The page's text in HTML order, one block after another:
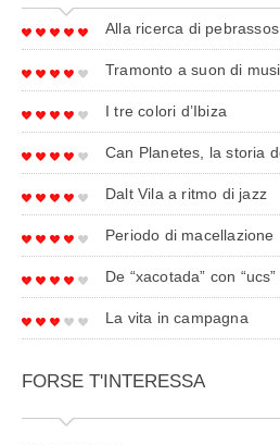
Alla ricerca di pebrassos
Tramonto a suon di
I tre colori d’Ibiza
Can Planetes, la storia
Dalt Vila a ritmo di jazz
Periodo di macellazione
De “xacotada” con “ucs”
La vita in campagna
FORSE T'INTERESSA